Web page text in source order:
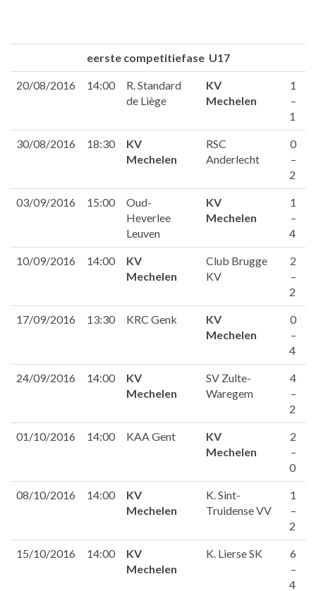
eerste competitiefase U17
20/08/2016 14:00
R. Standard
de Liège
KV
Mechelen
1
–
1
30/08/2016 18:30
KV
Mechelen
RSC
Anderlecht
0
–
2
03/09/2016 15:00
Oud-
Heverlee
Leuven
KV
Mechelen
1
–
4
10/09/2016 14:00
KV
Mechelen
Club Brugge
KV
2
–
2
17/09/2016 13:30 KRC Genk
KV
Mechelen
0
–
4
24/09/2016 14:00
KV
Mechelen
SV Zulte-
Waregem
4
–
2
01/10/2016 14:00 KAA Gent
KV
Mechelen
2
–
0
08/10/2016 14:00
KV
Mechelen
K. Sint-
Truidense VV
1
–
2
15/10/2016 14:00
KV
Mechelen
K. Lierse SK
6
–
4